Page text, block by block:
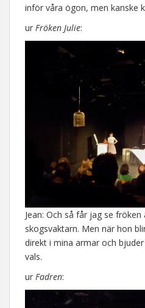
inför våra ögon, men kanske
ur Fröken Julie:
Jean: Och så får jag se
skogsvaktarn. Men när hon
direkt i mina armar och
vals.
ur Fadren: